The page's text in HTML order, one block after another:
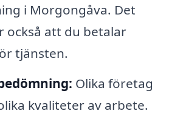
i Morgongåva. Det
också att du betalar
tjänsten.
Olika företag
kvaliteter av arbete.